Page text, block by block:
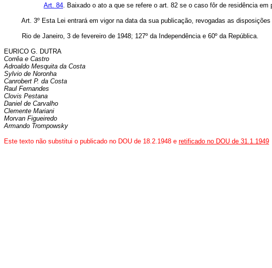
Art. 84. Baixado o ato a que se refere o art. 82 se o caso fôr de residência
Art. 3º Esta Lei entrará em vigor na data da sua publicação, revogadas as
Rio de Janeiro, 3 de fevereiro de 1948; 127º da Independência e 60º da República.
EURICO G. DUTRA
Corrêa e Castro
Adroaldo Mesquita da Costa
Sylvio de Noronha
Canrobert P. da Costa
Raul Fernandes
Clovis Pestana
Daniel de Carvalho
Clemente Mariani
Morvan Figueiredo
Armando Trompowsky
Este texto não substitui o publicado no DOU de 18.2.1948 e retificado no DOU de 31.1.1949